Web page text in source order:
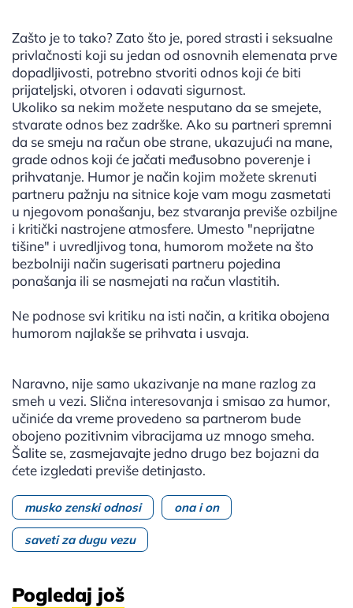
Zašto je to tako? Zato što je, pored strasti i seksualne
privlačnosti koji su jedan od osnovnih elemenata prve
dopadljivosti, potrebno stvoriti odnos koji će biti
prijateljski, otvoren i odavati sigurnost.
Ukoliko sa nekim možete nesputano da se smejete,
stvarate odnos bez zadrške. Ako su partneri spremni
da se smeju na račun obe strane, ukazujući na mane,
grade odnos koji će jačati međusobno poverenje i
prihvatanje. Humor je način kojim možete skrenuti
partneru pažnju na sitnice koje vam mogu zasmetati
u njegovom ponašanju, bez stvaranja previše ozbiljne
i kritički nastrojene atmosfere. Umesto "neprijatne
tišine" i uvredljivog tona, humorom možete na što
bezbolniji način sugerisati partneru pojedina
ponašanja ili se nasmejati na račun vlastitih.
Ne podnose svi kritiku na isti način, a kritika obojena
humorom najlakše se prihvata i usvaja.
Naravno, nije samo ukazivanje na mane razlog za
smeh u vezi. Slična interesovanja i smisao za humor,
učiniće da vreme provedeno sa partnerom bude
obojeno pozitivnim vibracijama uz mnogo smeha.
Šalite se, zasmejavajte jedno drugo bez bojazni da
ćete izgledati previše detinjasto.
musko zenski odnosi ona i on
saveti za dugu vezu
Pogledaj još